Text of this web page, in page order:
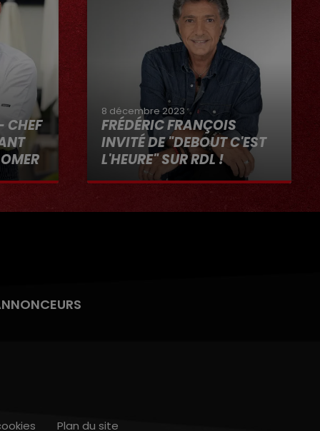
CHEF
ET
8 décembre 2023
FRÉDÉRIC FRANÇOIS
INVITÉ DE "DEBOUT C'EST
L'HEURE" SUR RDL !
8 décembre 2023
Plan du site